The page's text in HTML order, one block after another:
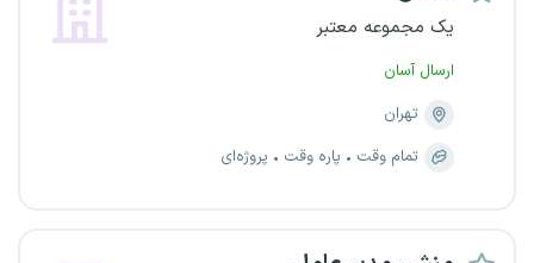
یک مجموعه معتبر
ارسال آسان
تهران
تمام وقت
پاره وقت پروژه‌ای